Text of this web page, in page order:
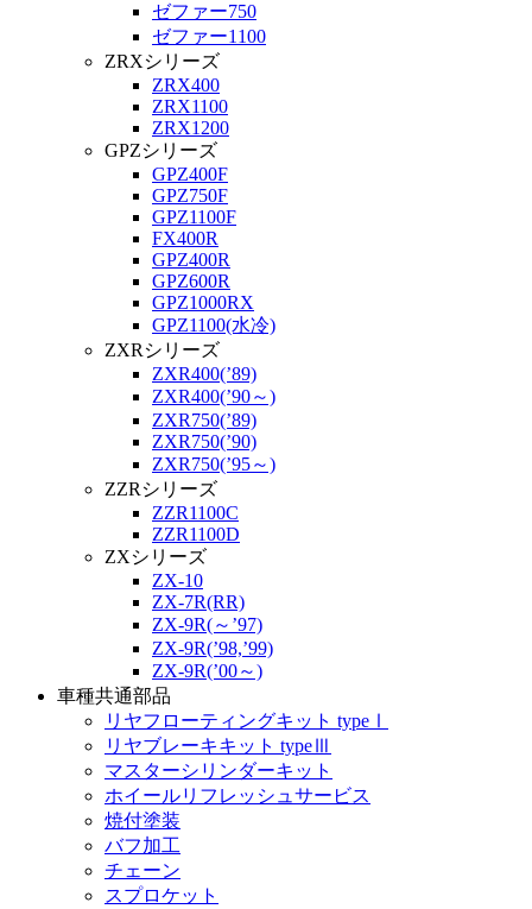
ゼファー750
ゼファー1100
ZRXシリーズ
ZRX400
ZRX1100
ZRX1200
GPZシリーズ
GPZ400F
GPZ750F
GPZ1100F
FX400R
GPZ400R
GPZ600R
GPZ1000RX
GPZ1100(水冷)
ZXRシリーズ
ZXR400(’89)
ZXR400(’90～)
ZXR750(’89)
ZXR750(’90)
ZXR750(’95～)
ZZRシリーズ
ZZR1100C
ZZR1100D
ZXシリーズ
ZX-10
ZX-7R(RR)
ZX-9R(～’97)
ZX-9R(’98,’99)
ZX-9R(’00～)
車種共通部品
リヤフローティングキット typeⅠ
リヤブレーキキット typeⅢ
マスターシリンダーキット
ホイールリフレッシュサービス
焼付塗装
バフ加工
チェーン
スプロケット